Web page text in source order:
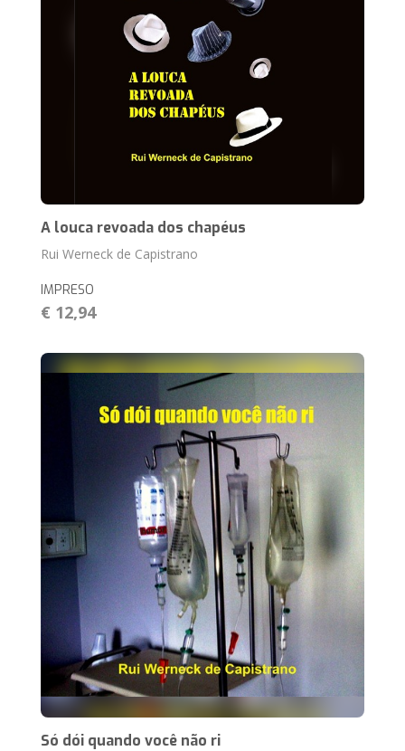
A louca revoada dos chapéus
Rui Werneck de Capistrano
IMPRESO
€ 12,94
Só dói quando você não ri